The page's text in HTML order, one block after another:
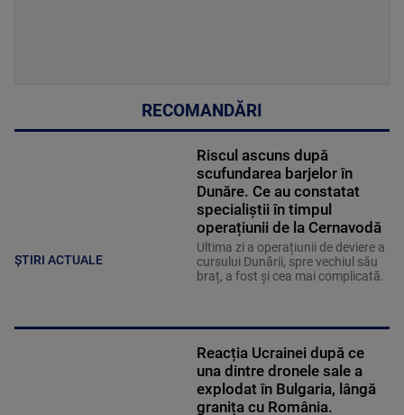
RECOMANDĂRI
ȘTIRI ACTUALE
Riscul ascuns după
scufundarea barjelor în
Dunăre. Ce au constatat
specialiștii în timpul
operațiunii de la Cernavodă
Ultima zi a operațiunii de deviere a
cursului Dunării, spre vechiul său
braț, a fost și cea mai complicată.
Reacția Ucrainei după ce
una dintre dronele sale a
explodat în Bulgaria, lângă
granița cu România.